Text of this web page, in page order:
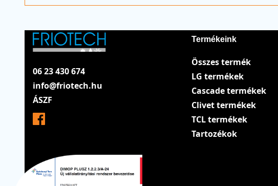
06 23 430 674
info@friotech.hu
ÁSZF
Termékeink
Összes termék
LG termékek
Cascade termékek
Clivet termékek
TCL termékek
Tartozékok